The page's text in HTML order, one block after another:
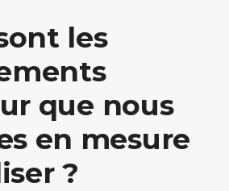
les
que nous
en mesure
?